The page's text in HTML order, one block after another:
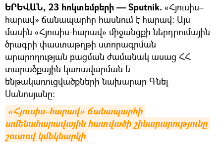
ԵՐԵՎԱՆ, 23 հոկտեմբերի — Sputnik. «Հյուսիս–
հարավ» ճանապարհը հասնում է հարավ։ Այս
մասին «Հյուսիս-hարավ» միջանցքի ներդրումային
ծրագրի փաստաթղթի ստորագրման
արարողության բացման ժամանակ ասաց ՀՀ
տարածքային կառավարման և
ենթակառուցվածքների նախարար Գնել
Սանոսյանը։
«Հյուսիս–հարավ» ճանապարհի
ամենահարավային հատվածի շինարարությունը
շուտով կմեկնարկի